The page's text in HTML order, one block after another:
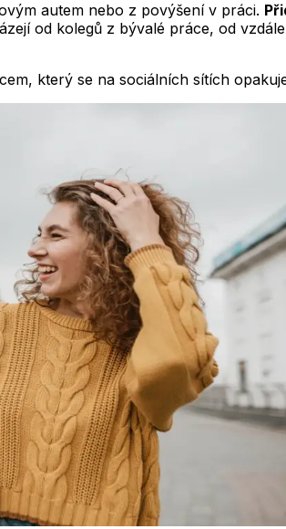
autem nebo z povýšení v práci.
od kolegů z bývalé práce, od
který se na sociálních sítích